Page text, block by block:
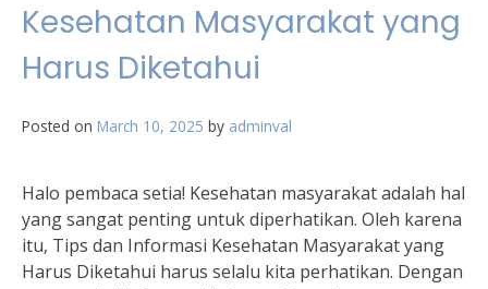
Kesehatan Masyarakat yang
Harus Diketahui
Posted on March 10, 2025 by adminval
Halo pembaca setia! Kesehatan masyarakat adalah hal
yang sangat penting untuk diperhatikan. Oleh karena
itu, Tips dan Informasi Kesehatan Masyarakat yang
Harus Diketahui harus selalu kita perhatikan. Dengan